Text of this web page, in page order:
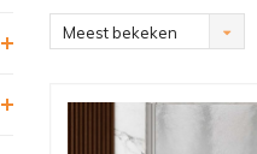
Meest bekeken